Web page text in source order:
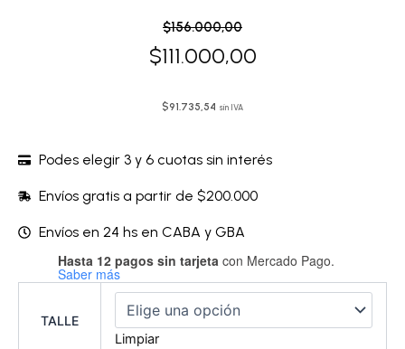
$156.000,00
El
precio
original
$156.000,00.
$111.000,00
El
precio
actual
$111.000,00.
$91.735,54 sin IVA
Podes elegir 3 y 6 cuotas sin interés
Envíos gratis a partir de $200.000
Envíos en 24 hs en CABA y GBA
Hasta 12 pagos sin tarjeta con Mercado Pago.
Saber más
TALLE
Limpiar
corta
JFBATA79